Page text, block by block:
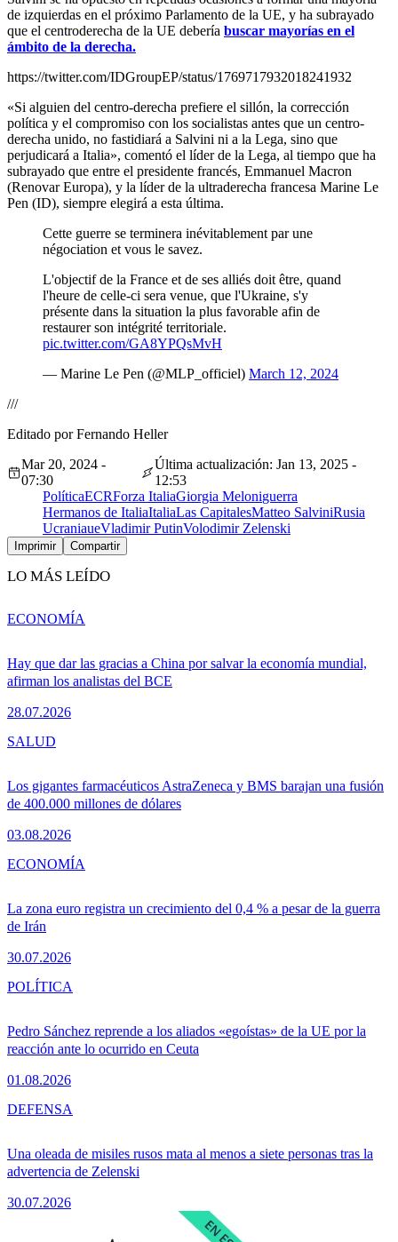
de izquierdas en el próximo Parlamento de la UE, y ha subrayado
que el centroderecha de la UE debería buscar mayorías en el
ámbito de la derecha.
https://twitter.com/IDGroupEP/status/1769717932018241932
«Si alguien del centro-derecha prefiere el sillón, la corrección
política y el compromiso con los socialistas antes que un centro-
derecha unido, no fastidiará a Salvini ni a la Lega, sino que
perjudicará a Italia», comentó el líder de la Lega, al tiempo que ha
subrayado que entre el presidente francés, Emmanuel Macron
(Renovar Europa), y la líder de la ultraderecha francesa Marine Le
Pen (ID), siempre elegirá a esta última.
Cette guerre se terminera inévitablement par une
négociation et vous le savez.
L'objectif de la France et de ses alliés doit être, quand
l'heure de celle-ci sera venue, que l'Ukraine, s'y
présente dans la situation la plus favorable afin de
restaurer son intégrité territoriale.
pic.twitter.com/GA8YPQsMvH
— Marine Le Pen (@MLP_officiel) March 12, 2024
///
Editado por Fernando Heller
Mar 20, 2024 -
07:30
Última actualización: Jan 13, 2025 -
12:53
PolíticaECRForza ItaliaGiorgia Meloniguerra
Hermanos de ItaliaItaliaLas CapitalesMatteo SalviniRusia
UcraniaueVladimir PutinVolodimir Zelenski
Imprimir Compartir
LO MÁS LEÍDO
Hay que dar las gracias a China por salvar la economía mundial,
afirman los analistas del BCE
28.07.2026
ECONOMÍA
Los gigantes farmacéuticos AstraZeneca y BMS barajan una fusión
de 400.000 millones de dólares
03.08.2026
SALUD
La zona euro registra un crecimiento del 0,4 % a pesar de la guerra
de Irán
30.07.2026
ECONOMÍA
Pedro Sánchez reprende a los aliados «egoístas» de la UE por la
reacción ante lo ocurrido en Ceuta
01.08.2026
POLÍTICA
Una oleada de misiles rusos mata al menos a siete personas tras la
advertencia de Zelenski
30.07.2026
DEFENSA